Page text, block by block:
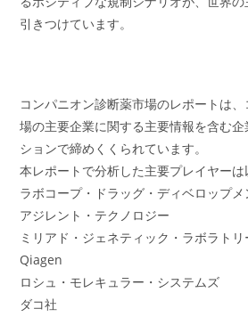
引きつけています。
コンパニオン診断薬市場のレポートは
場の主要企業に関する主要情報を含む
ションで締めくくられています。
本レポートで分析した主要プレイヤーは
ラボコープ・ドラッグ・ディベロップメ
アジレント・テクノロジー
ミリアド・ジェネティック・ラボラトリ
Qiagen
ロシュ・モレキュラー・システムズ
ダコ社